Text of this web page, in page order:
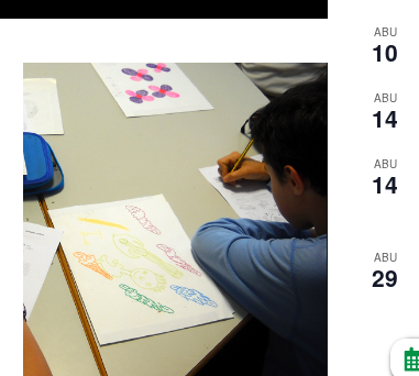
ABU
10
ABU
14
ABU
14
ABU
29